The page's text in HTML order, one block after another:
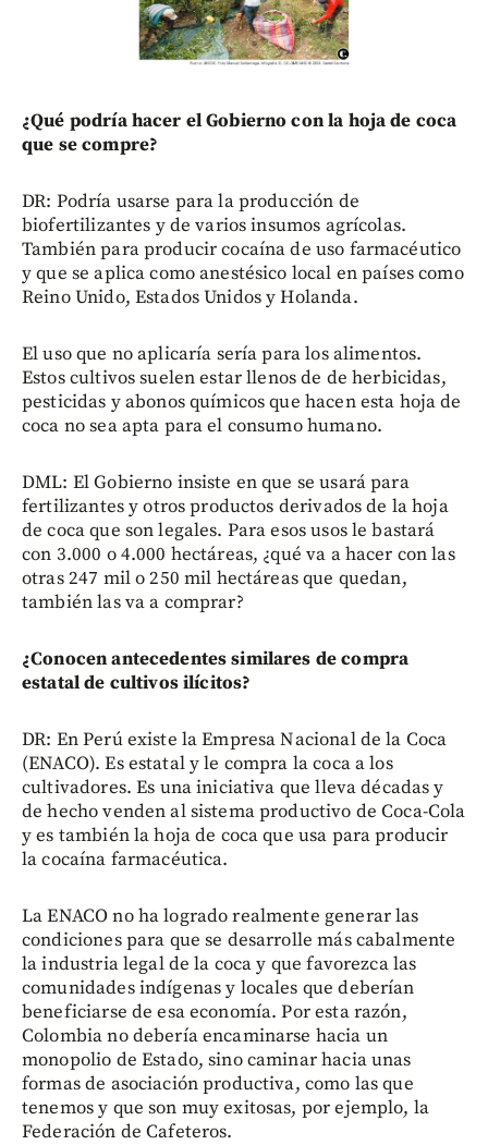
¿Qué podría hacer el Gobierno con la hoja de coca
que se compre?
DR: Podría usarse para la producción de
biofertilizantes y de varios insumos agrícolas.
También para producir cocaína de uso farmacéutico
y que se aplica como anestésico local en países como
Reino Unido, Estados Unidos y Holanda.
El uso que no aplicaría sería para los alimentos.
Estos cultivos suelen estar llenos de de herbicidas,
pesticidas y abonos químicos que hacen esta hoja de
coca no sea apta para el consumo humano.
DML: El Gobierno insiste en que se usará para
fertilizantes y otros productos derivados de la hoja
de coca que son legales. Para esos usos le bastará
con 3.000 o 4.000 hectáreas, ¿qué va a hacer con las
otras 247 mil o 250 mil hectáreas que quedan,
también las va a comprar?
¿Conocen antecedentes similares de compra
estatal de cultivos ilícitos?
DR: En Perú existe la Empresa Nacional de la Coca
(ENACO). Es estatal y le compra la coca a los
cultivadores. Es una iniciativa que lleva décadas y
de hecho venden al sistema productivo de Coca-Cola
y es también la hoja de coca que usa para producir
la cocaína farmacéutica.
La ENACO no ha logrado realmente generar las
condiciones para que se desarrolle más cabalmente
la industria legal de la coca y que favorezca las
comunidades indígenas y locales que deberían
beneficiarse de esa economía. Por esta razón,
Colombia no debería encaminarse hacia un
monopolio de Estado, sino caminar hacia unas
formas de asociación productiva, como las que
tenemos y que son muy exitosas, por ejemplo, la
Federación de Cafeteros.